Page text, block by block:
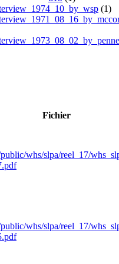
(1)
Fichier
whs/slpa/reel_17/
whs/slpa/reel_17/